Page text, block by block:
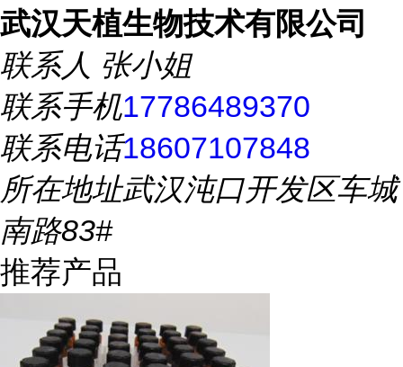
武汉天植生物技术有限公司
联系人 张小姐
联系手机17786489370
联系电话18607107848
所在地址武汉沌口开发区车城
南路83#
推荐产品